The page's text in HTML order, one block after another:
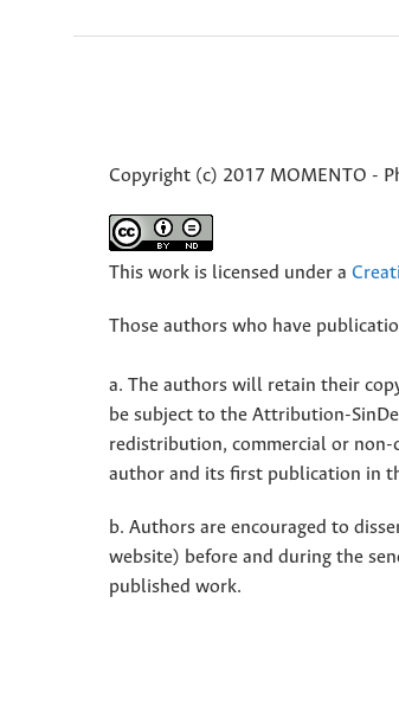
Copyright (c) 2017 MOMENTO -
This work is licensed under a
Those authors who have
a. The authors will retain their
be subject to the Attribution-
redistribution, commercial or non-
author and its first publication in
b. Authors are encouraged to
website) before and during the
published work.